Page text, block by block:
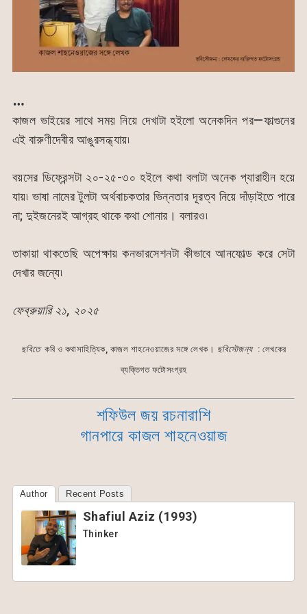
…
কাজল ভাইয়ের সাথে সময় নিয়ে দেখাটা হইলো অনেকদিন পর—ফাল্গুনের
এই বারুণীদেবীর আঙুরসন্ধ্যায়৷
বয়সের ডিফ্রেন্সটা ২০-২৫-৩০ হইলে কথা বলাটা অনেক প্যারাহীন হয়ে
যায়৷ ভাষা নামের টুলটা অর্থবাচকতার ভিন্নতার দূরত্ব নিয়ে দাঁড়াইতে পারে
না; দুইজনেরই আগ্রহ থাকে কথা শোনার। বলারও৷
তাকায়া থাকতেছি অপেক্ষায় কনভারসেশনটা কীভাবে আনফোল্ড করে সেটা
দেখার জন্যে৷
ফেব্রুয়ারি ২১, ২০২৫
ছবিতে কবি ও কথাসাহিত্যিক, কাজল শাহনেওয়াজের সঙ্গে লেখক। ছবিসৌজন্য: লেখকের
ব্যক্তিগত ফটোসংগ্রহ
শফিউল জয় রচনারাশি
গানপারে কাজল শাহনেওয়াজ
Author Recent Posts
Shafiul Aziz (1993)
Thinker